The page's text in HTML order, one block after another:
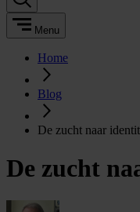
Menu
Home
Blog
De zucht naar
De zucht